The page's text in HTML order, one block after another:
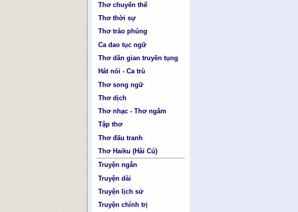
Thơ chuyển thể
Thơ thời sự
Thơ trào phúng
Ca dao tục ngữ
Thơ dân gian truyền tụng
Hát nói - Ca trù
Thơ song ngữ
Thơ dịch
Thơ nhạc - Thơ ngâm
Tập thơ
Thơ đấu tranh
Thơ Haiku (Hài Cú)
Truyện ngắn
Truyện dài
Truyện lịch sử
Truyện chính trị